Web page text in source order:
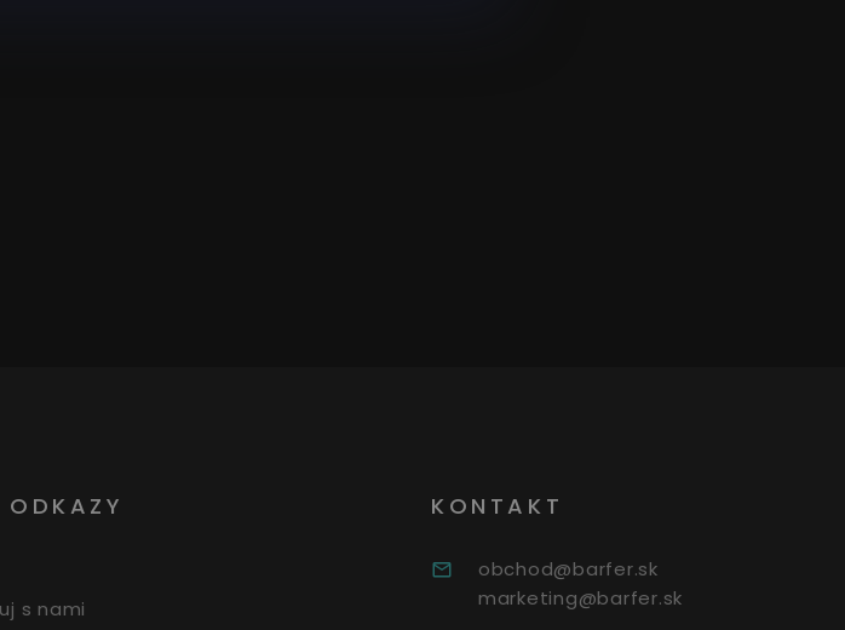
s nami
KONTAKT
obchod@barfer.sk
marketing@barfer.sk